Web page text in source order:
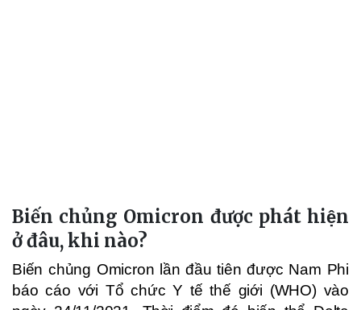
Biến chủng Omicron được phát hiện
ở đâu, khi nào?
Biến chủng Omicron lần đầu tiên được Nam Phi
báo cáo với Tổ chức Y tế thế giới (WHO) vào